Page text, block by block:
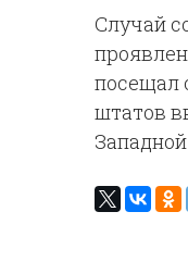
Случай
посещал
штатов